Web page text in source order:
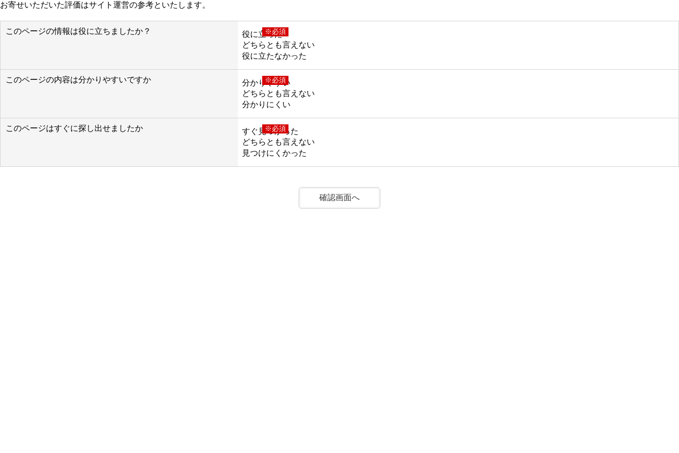
お寄せいただいた評価はサイト運営の参考といたします。
このページの情報は役に立ちましたか？ ※必須
役に立った
どちらとも言えない
役に立たなかった
このページの内容は分かりやすいですか ※必須
分かりやすい
どちらとも言えない
分かりにくい
このページはすぐに探し出せましたか ※必須
すぐ見つかった
どちらとも言えない
見つけにくかった